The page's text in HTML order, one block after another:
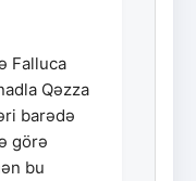
Falluca
Qəzza
barədə
görə
bu